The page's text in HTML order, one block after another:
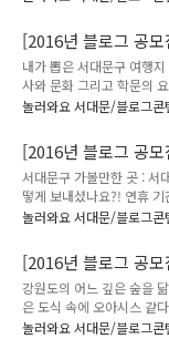
국민 누구나(지역, 연령 제
확대해서 보면 독립문과 앞
기둥은 영은문을 받치고 있
에 반대쪽에는 서대문 형무
에서도 서대문 형무소는
수 있을 것 같습니다~ 두번
명한 서대문구 안산에서 바
다~ 많은 사진가에게도 각
[2016년 블로그 공
수 코스, 서대문구
내가 뽑은 서대문구 여행
사와 문화 그리고 학문의
서대문 형무소 역사 전시관
거리와 즐길거리 그리고 먹
지 BEST를 소개합니다!
지하철 3호선 독립문역 >
> 영천시장 > 개미마을 >
연세대와 이대 패션 거리 [
립문역 5번 출구 서대문구
역 5번 출..
놀러와요 서대문/블로그콘
[2016년 블로그 공
서대문형무소역사관
서대문구 가볼만한 곳 : 서
떻게 보내셨나요?! 연휴
데.. KJ는 독립문 역에 위치
들이 열렸습니다.. "태극기
게, 멋진 그림이... 서대문
나가시면 됩니다!! 밖으로
그렇게 조금만 올라가면
여름 09:30~18시, 겨울 17
놀러와요 서대문/블로그콘
[2016년 블로그 공
季)
강원도의 어느 깊은 숲을
은 도식 속에 오아시스 같
신 분들 유모차를 끌고 사
놀러와요 서대문/블로그콘